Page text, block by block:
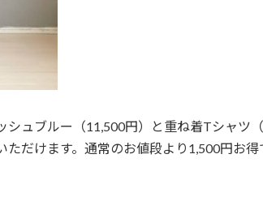
シュブルー（11,500円）と重ね着Tシャツ
ただけます。通常のお値段より1,500円お得